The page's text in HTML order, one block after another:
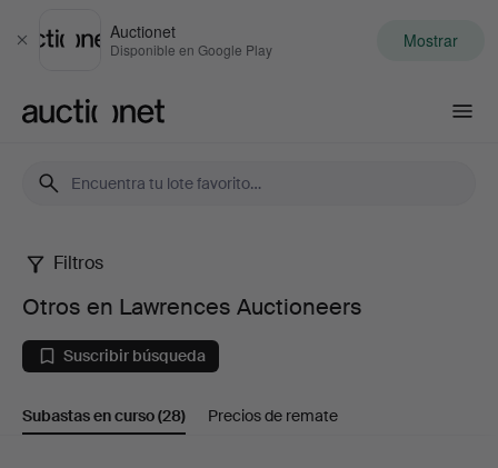
Cerrar
Auctionet
Disponible en Google Play Mostrar
Otros
en
Lawrences
Auctioneers
Filtros
Otros en Lawrences Auctioneers
Suscribir búsqueda
Subastas en curso(28) Precios de remate